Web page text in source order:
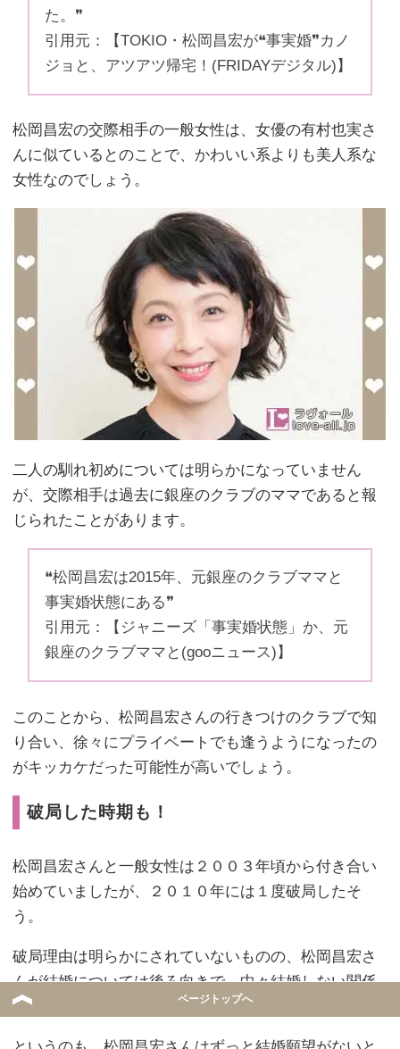
た。❞
引用元：【TOKIO・松岡昌宏が❝事実婚❞カノ
ジョと、アツアツ帰宅！(FRIDAYデジタル)】
松岡昌宏の交際相手の一般女性は、女優の有村也実さ
んに似ているとのことで、かわいい系よりも美人系な
女性なのでしょう。
二人の馴れ初めについては明らかになっていません
が、交際相手は過去に銀座のクラブのママであると報
じられたことがあります。
❝松岡昌宏は2015年、元銀座のクラブママと
事実婚状態にある❞
引用元：【ジャニーズ「事実婚状態」か、元
銀座のクラブママと(gooニュース)】
このことから、松岡昌宏さんの行きつけのクラブで知
り合い、徐々にプライベートでも逢うようになったの
がキッカケだった可能性が高いでしょう。
破局した時期も！
松岡昌宏さんと一般女性は２００３年頃から付き合い
始めていましたが、２０１０年には１度破局したそ
う。
破局理由は明らかにされていないものの、松岡昌宏さ
んが結婚については後ろ向きで、中々結婚しない関係
に愛想を尽かされてしまったという話があります。
ページトップへ